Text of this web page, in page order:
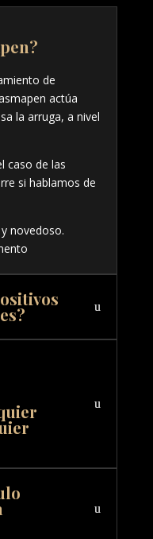
de
actúa
la arruga, a nivel
caso de las
si hablamos de
novedoso.